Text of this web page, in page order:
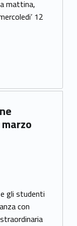
mattina,
12
gli studenti
con